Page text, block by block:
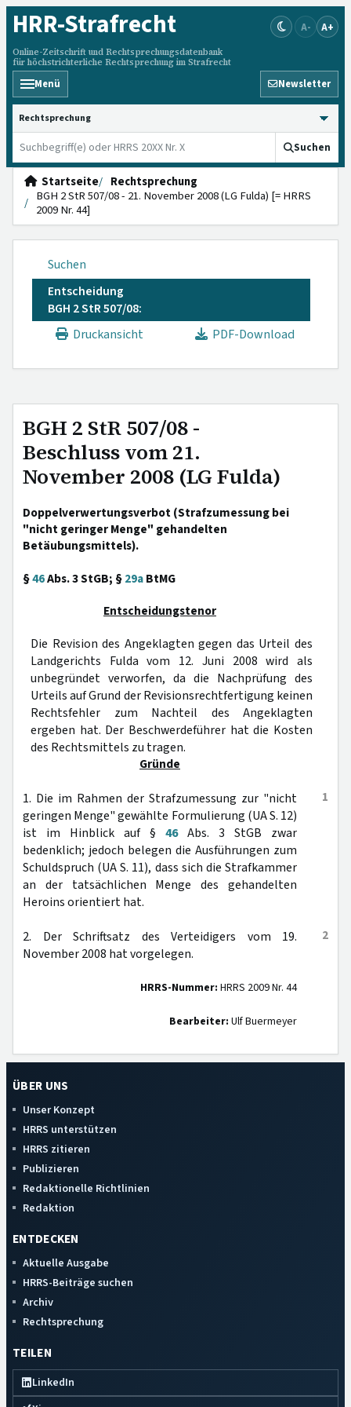
HRR-Strafrecht
Online-Zeitschrift und Rechtsprechungsdatenbank
für höchstrichterliche Rechtsprechung im Strafrecht
A- A+
Menü Newsletter
HRRS durchsuchen
Suchen
Startseite
Rechtsprechung
BGH 2 StR 507/08 - 21. November 2008 (LG Fulda) [= HRRS
2009 Nr. 44]
Suchen
Entscheidung
BGH 2 StR 507/08:
Druckansicht
PDF-Download
BGH 2 StR 507/08 -
Beschluss vom 21.
November 2008 (LG Fulda)
Doppelverwertungsverbot (Strafzumessung bei
"nicht geringer Menge" gehandelten
Betäubungsmittels).
§46Abs. 3 StGB; §29aBtMG
Entscheidungstenor
Die Revision des Angeklagten gegen das Urteil des
Landgerichts Fulda vom 12. Juni 2008 wird als
unbegründet verworfen, da die Nachprüfung des
Urteils auf Grund der Revisionsrechtfertigung keinen
Rechtsfehler zum Nachteil des Angeklagten
ergeben hat. Der Beschwerdeführer hat die Kosten
des Rechtsmittels zu tragen.
Gründe
1
1. Die im Rahmen der Strafzumessung zur "nicht
geringen Menge" gewählte Formulierung (UA S. 12)
ist im Hinblick auf § 46Abs. 3 StGB zwar
bedenklich; jedoch belegen die Ausführungen zum
Schuldspruch (UA S. 11), dass sich die Strafkammer
an der tatsächlichen Menge des gehandelten
Heroins orientiert hat.
2
2. Der Schriftsatz des Verteidigers vom 19.
November 2008 hat vorgelegen.
HRRS-Nummer: HRRS 2009 Nr. 44
Bearbeiter: Ulf Buermeyer
ÜBER UNS
Unser Konzept
HRRS unterstützen
HRRS zitieren
Publizieren
Redaktionelle Richtlinien
Redaktion
ENTDECKEN
Aktuelle Ausgabe
HRRS-Beiträge suchen
Archiv
Rechtsprechung
TEILEN
LinkedIn